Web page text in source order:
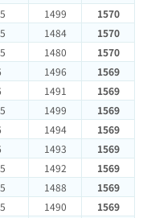
1499
1570
1484
1570
1480
1570
1496
1569
1491
1569
1499
1569
1494
1569
1493
1569
1492
1569
1488
1569
1490
1569